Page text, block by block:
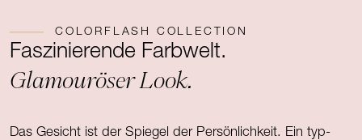
COLORFLASH COLLECTION
Faszinierende Farbwelt.
Glamouröser Look.
Das Gesicht ist der Spiegel der Persönlichkeit. Ein typ-